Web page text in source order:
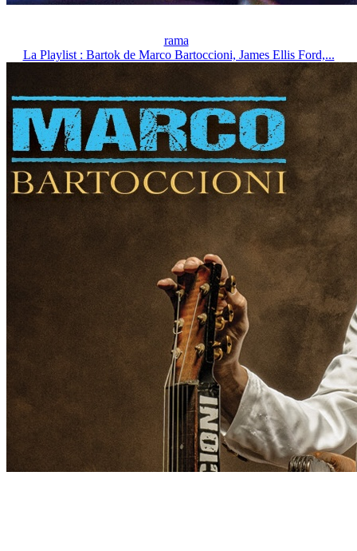
rama
La Playlist : Bartok de Marco Bartoccioni, James Ellis Ford,...